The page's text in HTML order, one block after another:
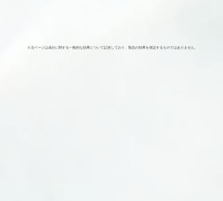
​※当ページは成分に関する一般的な効果について記述しており、製品の効果を保証するものではありません。